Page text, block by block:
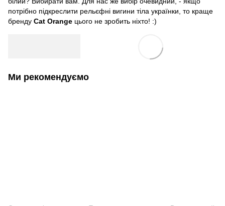
потрібно підкреслити рельєфні вигини тіла українки, то краще
бренду Cat Orange цього не зробить ніхто! :)
Ми рекомендуємо